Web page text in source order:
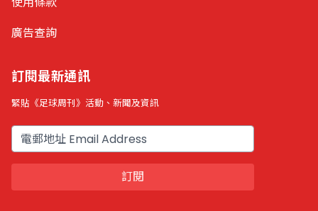
廣告查詢
訂閱最新通訊
緊貼《足球周刊》活動、新聞及資訊
電郵
訂閱